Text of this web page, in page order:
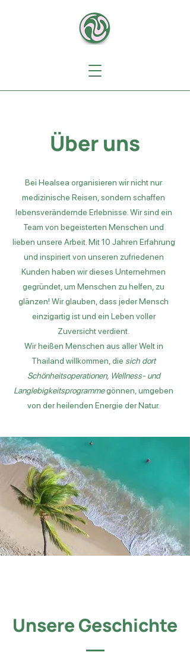
Über uns
Bei Healsea organisieren wir nicht nur
medizinische Reisen, sondern schaffen
lebensverändernde Erlebnisse. Wir sind ein
Team von begeisterten Menschen und
lieben unsere Arbeit. Mit 10 Jahren Erfahrung
und inspiriert von unseren zufriedenen
Kunden haben wir dieses Unternehmen
gegründet, um Menschen zu helfen, zu
glänzen! Wir glauben, dass jeder Mensch
einzigartig ist und ein Leben voller
Zuversicht verdient.
Wir heißen Menschen aus aller Welt in
Thailand willkommen, die sich dort
Schönheitsoperationen, Wellness- und
Langlebigkeitsprogrammegönnen, umgeben
von der heilenden Energie der Natur.
Unsere Geschichte